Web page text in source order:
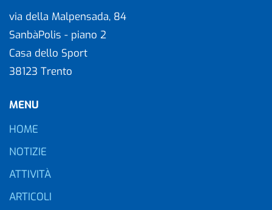
via della Malpensada, 84
SanbàPolis - piano 2
Casa dello Sport
38123 Trento
MENU
HOME
NOTIZIE
ATTIVITÀ
ARTICOLI